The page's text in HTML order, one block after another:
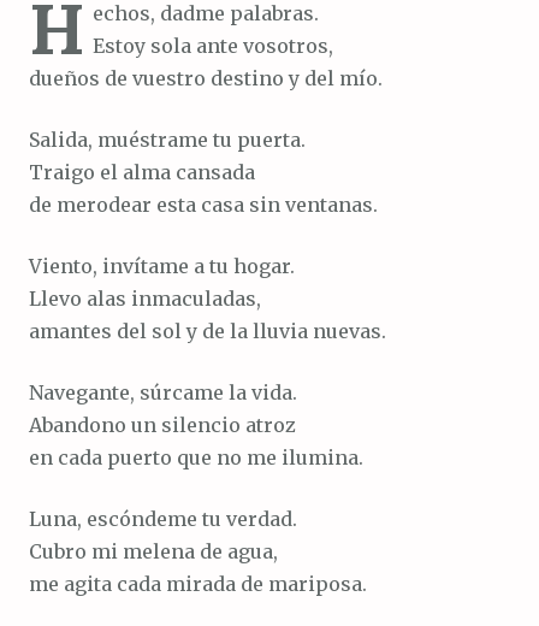
H echos, dadme palabras.
Estoy sola ante vosotros,
dueños de vuestro destino y del mío.
Salida, muéstrame tu puerta.
Traigo el alma cansada
de merodear esta casa sin ventanas.
Viento, invítame a tu hogar.
Llevo alas inmaculadas,
amantes del sol y de la lluvia nuevas.
Navegante, súrcame la vida.
Abandono un silencio atroz
en cada puerto que no me ilumina.
Luna, escóndeme tu verdad.
Cubro mi melena de agua,
me agita cada mirada de mariposa.